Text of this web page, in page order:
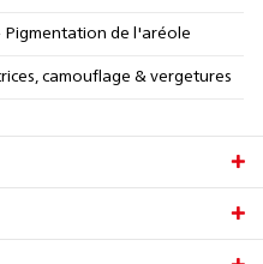
Pigmentation de l'aréole
camouflage & vergetures